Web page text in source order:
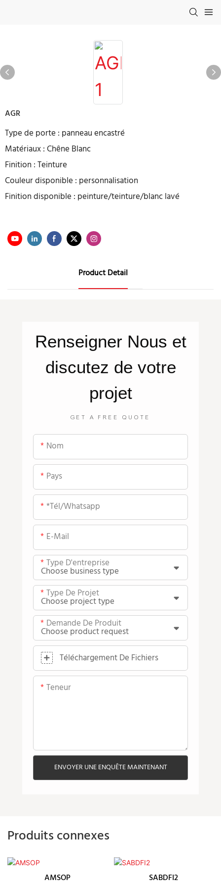
AGR
Type de porte : panneau encastré
Matériaux : Chêne Blanc
Finition : Teinture
Couleur disponible : personnalisation
Finition disponible : peinture/teinture/blanc lavé
Product Detail
Renseigner Nous et
discutez de votre
projet
GET A FREE QUOTE
Nom
Pays
*tél/whatsapp
E-Mail
Type D'entreprise
Type De Projet
Demande De Produit
Téléchargement De Fichiers
Teneur
ENVOYER UNE ENQUÊTE MAINTENANT
Produits connexes
AMSOP SABDFI2